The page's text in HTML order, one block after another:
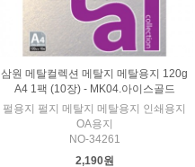
삼원 메탈컬렉션 메탈지 메탈용지 120g
A4 1팩 (10장) - MK04.아이스골드
펄용지 펄지 메탈지 메탈용지 인쇄용지
OA용지
NO-34261
2,190원